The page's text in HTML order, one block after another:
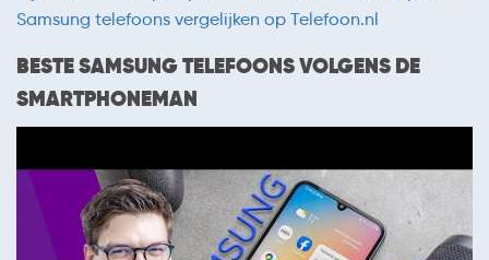
Samsung telefoons vergelijken op Telefoon.nl
BESTE SAMSUNG TELEFOONS VOLGENS DE
SMARTPHONEMAN